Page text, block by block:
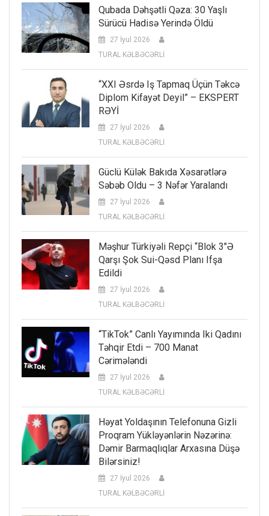
Qubada Dəhşətli Qəza: 30 Yaşlı
Sürücü Hadisə Yerində Öldü
27 İyul 2026
TURAL KƏLBƏCƏRLİ
“XXI Əsrdə Iş Tapmaq Üçün Təkcə
Diplom Kifayət Deyil” – EKSPERT
RƏYİ
27 İyul 2026
TURAL KƏLBƏCƏRLİ
Güclü Külək Bakıda Xəsarətlərə
Səbəb Oldu – 3 Nəfər Yaralandı
27 İyul 2026
TURAL KƏLBƏCƏRLİ
Məşhur Türkiyəli Repçi “Blok 3″ə
Qarşı Şok Sui-Qəsd Planı Ifşa
Edildi
27 İyul 2026
TURAL KƏLBƏCƏRLİ
“TikTok” Canlı Yayımında Iki Qadını
Təhqir Etdi – 700 Manat
Cərimələndi
27 İyul 2026
TURAL KƏLBƏCƏRLİ
Həyat Yoldaşının Telefonuna Gizli
Proqram Yükləyənlərin Nəzərinə:
Dəmir Barmaqlıqlar Arxasına Düşə
Bilərsiniz!
27 İyul 2026
TURAL KƏLBƏCƏRLİ